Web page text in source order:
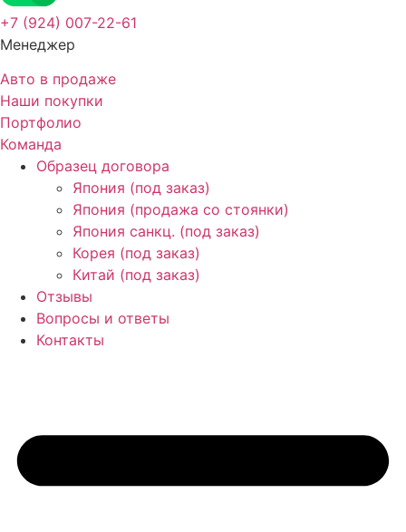
+7 (924) 007-22-61
Менеджер
Авто в продаже
Наши покупки
Портфолио
Команда
Образец договора
Япония (под заказ)
Япония (продажа со стоянки)
Япония санкц. (под заказ)
Корея (под заказ)
Китай (под заказ)
Отзывы
Вопросы и ответы
Контакты